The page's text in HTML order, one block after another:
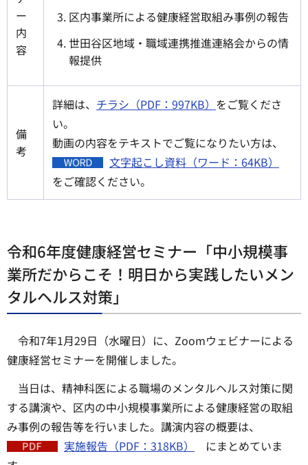
ー
内
容
区内事業所による健康経営取組み事例の報告
世田谷区地域・職域連携推進連絡会からの情
報提供
備
考
詳細は、 チラシ（PDF：997KB） をご覧くださ
い。
動画の内容をテキストでご覧になりたい方は、
文字起こし資料（ワード：64KB）
をご確認ください。
令和6年度健康経営セミナー「中小規模事
業所だからこそ！明日から実践したいメン
タルヘルス対策」
令和7年1月29日（水曜日）に、Zoomウェビナーによる
健康経営セミナーを開催しました。
当日は、精神科医による職場のメンタルヘルス対策に関
する講演や、区内の中小規模事業所による健康経営の取組
み事例の報告等を行いました。講演内容の概要は、
実施報告（PDF：318KB）
にまとめていま